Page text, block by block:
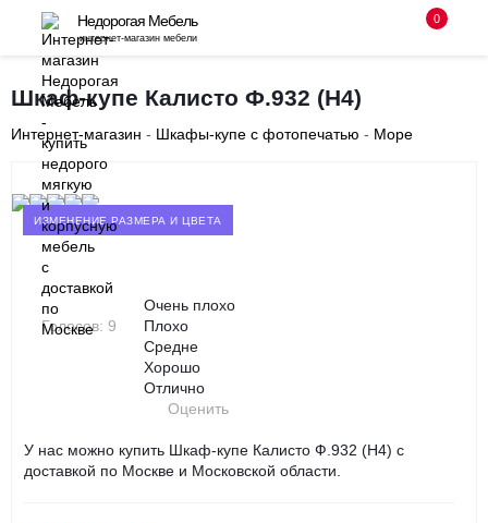
Недорогая Мебель
интернет-магазин мебели
8 (495) 255-08-94
с 10-00 до 18-00 без выходных
Заказать звонок
0
Шкаф-купе Калисто Ф.932 (Н4)
Интернет-магазин - Шкафы-купе с фотопечатью - Море
‹ИЗМЕНЕНИЕ РАЗМЕРА И ЦВЕТА
Голосов: 9
Очень плохо
Плохо
Средне
Хорошо
Отлично
Оценить
У нас можно купить Шкаф-купе Калисто Ф.932 (Н4) с
доставкой по Москве и Московской области.